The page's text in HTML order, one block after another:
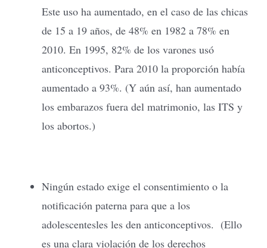
Este uso ha aumentado, en el caso de las chicas
de 15 a 19 años, de 48% en 1982 a 78% en
2010. En 1995, 82% de los varones usó
anticonceptivos. Para 2010 la proporción había
aumentado a 93%. (Y aún así, han aumentado
los embarazos fuera del matrimonio, las ITS y
los abortos.)
Ningún estado exige el consentimiento o la
notificación paterna para que a los
adolescentesles les den anticonceptivos. (Ello
es una clara violación de los derechos